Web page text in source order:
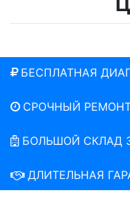
БЕСПЛАТНАЯ
СРОЧНЫЙ
БОЛЬШОЙ СКЛАД
ДЛИТЕЛЬНАЯ